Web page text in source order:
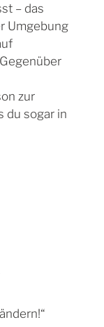
– das
Umgebung
zur
du sogar in